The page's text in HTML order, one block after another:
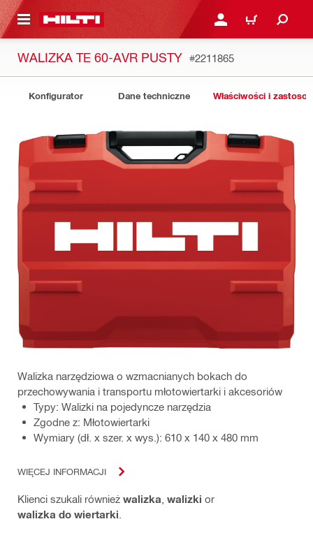
GŁÓWNEJ ZALOGUJ SIĘ LUB
KOSZYK
WALIZKA TE 60-AVR PUSTY #2211865
Konfigurator Dane techniczne Właściwości i
Walizka narzędziowa o wzmacnianych bokach do
przechowywania i transportu młotowiertarki i akcesoriów
Typy: Walizki na pojedyncze narzędzia
Zgodne z: Młotowiertarki
Wymiary (dł. x szer. x wys.): 610 x 140 x 480 mm
WIĘCEJ INFORMACJI
Klienci szukali również walizka walizki or
walizka do wiertarki